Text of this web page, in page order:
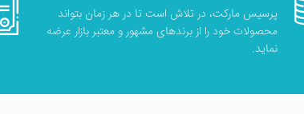
پرسیس مارکت، در تلاش است تا در هر زمان بتواند
محصولات خود را از برندهای مشهور و معتبر بازار عرضه
نماید.